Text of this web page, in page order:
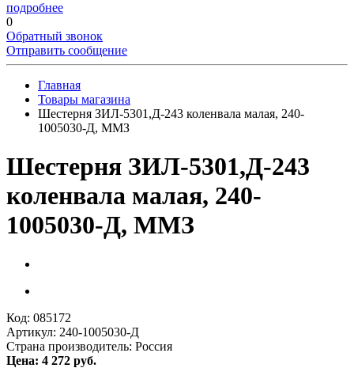
подробнее
0
Обратный звонок
Отправить сообщение
Главная
Товары магазина
Шестерня ЗИЛ-5301,Д-243 коленвала малая, 240-
1005030-Д, ММЗ
Шестерня ЗИЛ-5301,Д-243
коленвала малая, 240-
1005030-Д, ММЗ
Код: 085172
Артикул: 240-1005030-Д
Страна производитель: Россия
Цена: 4 272 руб.